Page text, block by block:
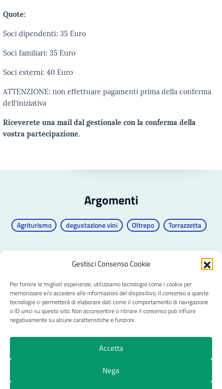
Gestisci Consenso Cookie
Per fornire le migliori esperienze, utilizziamo tecnologie come i cookie per
memorizzare e/o accedere alle informazioni del dispositivo. Il consenso a queste
tecnologie ci permetterà di elaborare dati come il comportamento di navigazione
o ID unici su questo sito. Non acconsentire o ritirare il consenso può influire
negativamente su alcune caratteristiche e funzioni.
Accetta
Nega
Quote:
Soci dipendenti: 35 Euro
Soci familiari: 35 Euro
Soci esterni: 40 Euro
ATTENZIONE: non effettuare pagamenti prima della conferma
dell’iniziativa
Riceverete una mail dal gestionale con la conferma della
vostra partecipazione.
Argomenti
Agriturismo degustazione vini Oltrepo Torrazzetta
CRAL Ateneo Pavia APS
Privacy Trasparenza Pagamenti e fatture
Cookie Policy (UE)